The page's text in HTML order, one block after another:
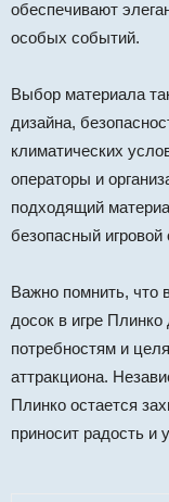
обеспечивают
особых событий.
Выбор материала
дизайна,
климатических
операторы и
подходящий
безопасный
Важно помнить, что
досок в игре
потребностям и
аттракциона.
Плинко остается
приносит радость и